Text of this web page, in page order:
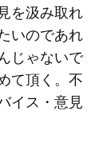
を汲み取れ
いのであれ
じゃないで
て頂く。不
イス・意見